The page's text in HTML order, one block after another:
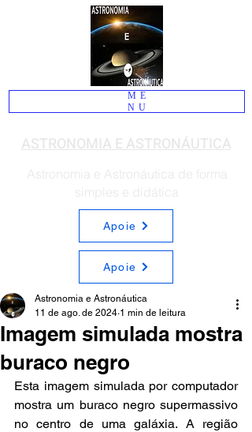
ASTRONOMIA E ASTRONÁUTICA
ME
NU
Astronomia e Astronáutica de forma
simples e didática
Apoie
Apoie
Imagem simulada mostra
buraco negro
Astronomia e Astronáutica
11 de ago. de 2024 1 min de leitura
Esta imagem simulada por computador
mostra um buraco negro supermassivo
no centro de uma galáxia. A região